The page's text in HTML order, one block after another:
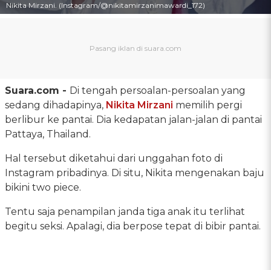
Nikita Mirzani. (Instagram/@nikitamirzanimawardi_172)
Suara.com - Di tengah persoalan-persoalan yang
sedang dihadapinya, Nikita Mirzani memilih pergi
berlibur ke pantai. Dia kedapatan jalan-jalan di pantai
Pattaya, Thailand.
Hal tersebut diketahui dari unggahan foto di
Instagram pribadinya. Di situ, Nikita mengenakan baju
bikini two piece.
Tentu saja penampilan janda tiga anak itu terlihat
begitu seksi. Apalagi, dia berpose tepat di bibir pantai.